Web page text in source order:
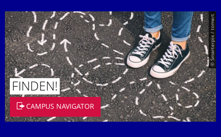
© Smarterpix / tomert
FINDEN!
CAMPUS NAVIGATOR